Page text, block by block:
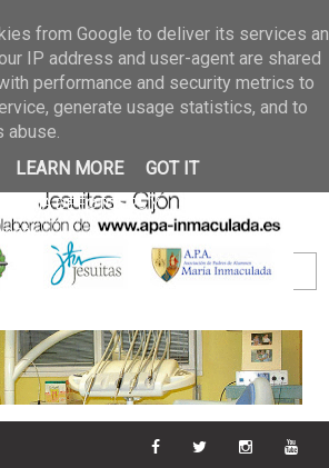
jun 2026
GALERIA DE FOTOS
2026
25 may 2026
GALERIA
23/05/2026
20 may
DE FOTOS
2026
09/05/2026
28 abr
GALERIA DE FOTOS 25 Y
2026
from Google to deliver its services
IP address and user-agent are shared
performance and security metrics to
generate usage statistics, and to
abuse.
LEARN MORE
GOT IT